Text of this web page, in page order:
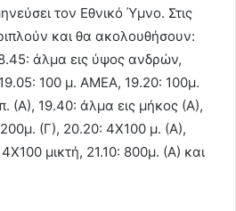
τον Εθνικό Ύμνο. Στις
και θα ακολουθήσουν:
άλμα εις ύψος ανδρών,
100 μ. ΑΜΕΑ, 19.20: 100μ.
(Α), 19.40: άλμα εις μήκος (Α),
(Γ), 20.20: 4Χ100 μ. (Α),
μικτή, 21.10: 800μ. (Α) και